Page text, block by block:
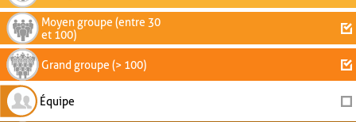
Moyen groupe (entre 30
et 100)
Grand groupe (> 100)
Équipe